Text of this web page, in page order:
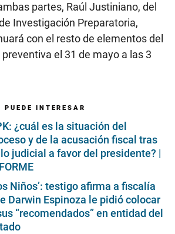
partes, Raúl Justiniano, del
Investigación Preparatoria,
con el resto de elementos del
el 31 de mayo a las 3
PUEDE INTERESAR
¿cuál es la situación del
y de la acusación fiscal tras
judicial a favor del presidente? |
Niños’: testigo afirma a fiscalía
Darwin Espinoza le pidió colocar
“recomendados” en entidad del